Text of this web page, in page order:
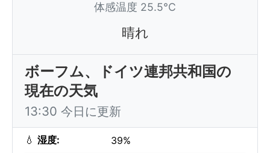
体感温度 25.5°C
晴れ
ボーフム、ドイツ連邦共和国の
現在の天気
13:30 今日に更新
💧 湿度: 39%